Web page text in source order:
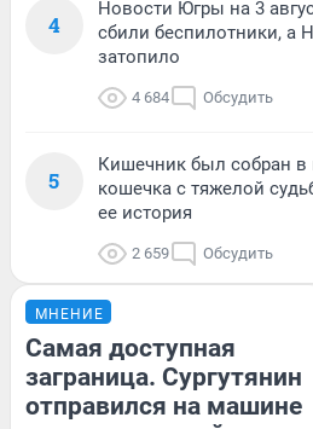
4
Новости Югры на 3
сбили беспилотники, а
затопило
4 684 Обсудить
5
Кишечник был собран в
кошечка с тяжелой
ее история
2 659 Обсудить
МНЕНИЕ
Самая доступная
заграница. Сургутянин
отправился на машине